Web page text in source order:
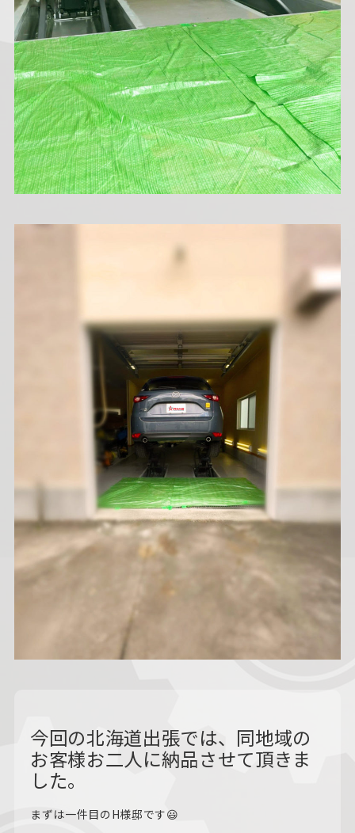
今回の北海道出張では、同地域の
お客様お二人に納品させて頂きま
した。
まずは一件目のH様邸です😃